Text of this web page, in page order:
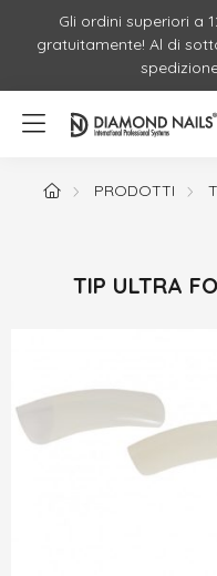
Gli ordini superiori a
gratuitamente! Al di
PRODOTTI
TIP ULTRA